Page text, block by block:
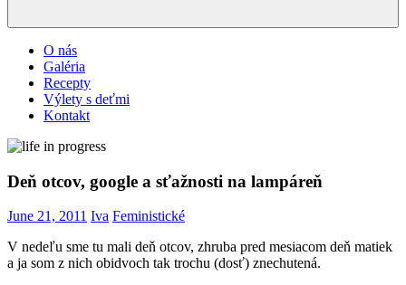
O nás
Galéria
Recepty
Výlety s deťmi
Kontakt
Deň otcov, google a sťažnosti na lampáreň
June 21, 2011 Iva Feministické
V nedeľu sme tu mali deň otcov, zhruba pred mesiacom deň matiek
a ja som z nich obidvoch tak trochu (dosť) znechutená.